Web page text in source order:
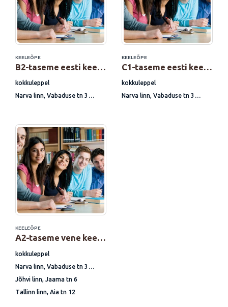
KEELEÕPE
B2-taseme eesti keele eksamiks ettevalmistav kursus
kokkuleppel
Narva linn, Vabaduse tn 3
KEELEÕPE
C1-taseme eesti keele eksamiks ettevalmistav kursus
kokkuleppel
Narva linn, Vabaduse tn 3
KEELEÕPE
A2-taseme vene keele täienduskoolitus
kokkuleppel
Narva linn, Vabaduse tn 3
Jõhvi linn, Jaama tn 6
Tallinn linn, Aia tn 12